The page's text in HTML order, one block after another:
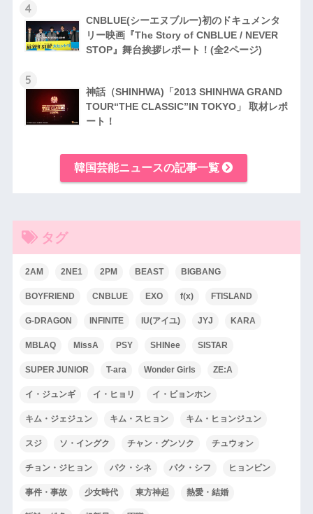
4
CNBLUE(シーエヌブルー)初のドキュメンタ
リー映画『The Story of CNBLUE / NEVER
STOP』舞台挨拶レポート！(全2ページ)
5
神話（SHINHWA)「2013 SHINHWA GRAND
TOUR“THE CLASSIC”IN TOKYO」 取材レポ
ート！
韓国芸能ニュースの記事一覧
タグ
2AM 2NE1 2PM BEAST BIGBANG
BOYFRIEND CNBLUE EXO f(x) FTISLAND
G-DRAGON INFINITE IU(アイユ) JYJ KARA
MBLAQ MissA PSY SHINee SISTAR
SUPER JUNIOR T-ara Wonder Girls ZE:A
イ・ジュンギ イ・ヒョリ イ・ビョンホン
キム・ジェジュン キム・スヒョン キム・ヒョンジュン
スジ ソ・イングク チャン・グンソク チュウォン
チョン・ジヒョン パク・シネ パク・シフ ヒョンビン
事件・事故 少女時代 東方神起 熱愛・結婚